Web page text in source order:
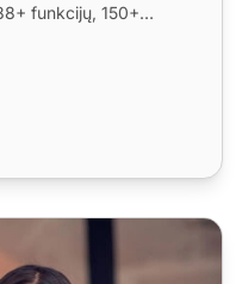
funkcijų, 150+
keliose kategorijose iš